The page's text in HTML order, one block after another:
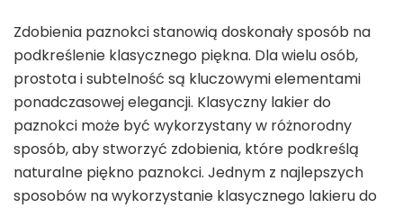
Zdobienia paznokci stanowią doskonały sposób na
podkreślenie klasycznego piękna. Dla wielu osób,
prostota i subtelność są kluczowymi elementami
ponadczasowej elegancji. Klasyczny lakier do
paznokci może być wykorzystany w różnorodny
sposób, aby stworzyć zdobienia, które podkreślą
naturalne piękno paznokci. Jednym z najlepszych
sposobów na wykorzystanie klasycznego lakieru do